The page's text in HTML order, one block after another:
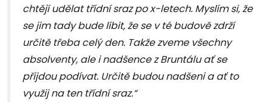
chtějí udělat třídní sraz po x-letech. Myslím si, že
se jim tady bude líbit, že se v té budově zdrží
určitě třeba celý den. Takže zveme všechny
absolventy, ale i nadšence z Bruntálu ať se
přijdou podívat. Určitě budou nadšeni a ať to
využij na ten třídní sraz.“